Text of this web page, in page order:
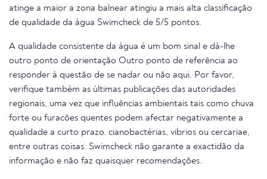
atinge a maior a zona balnear atingiu a mais alta classificação
de qualidade da água Swimcheck de 5/5 pontos.
A qualidade consistente da água é um bom sinal e dá-lhe
outro ponto de orientação Outro ponto de referência ao
responder à questão de se nadar ou não aqui. Por favor,
verifique também as últimas publicações das autoridades
regionais, uma vez que influências ambientais tais como chuva
forte ou furacões quentes podem afectar negativamente a
qualidade a curto prazo. cianobactérias, vibrios ou cercariae,
entre outras coisas. Swimcheck não garante a exactidão da
informação e não faz quaisquer recomendações.